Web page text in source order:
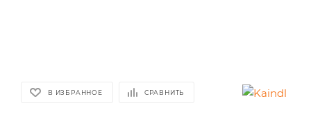
В ИЗБРАННОЕ СРАВНИТЬ